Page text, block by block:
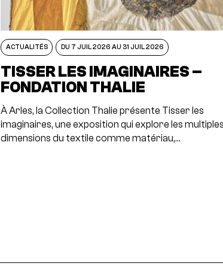
ACTUALITÉS DU 7 JUIL 2026 AU 31 JUIL 2026
TISSER LES IMAGINAIRES –
FONDATION THALIE
À Arles, la Collection Thalie présente Tisser les
imaginaires, une exposition qui explore les multiples
dimensions du textile comme matériau,…